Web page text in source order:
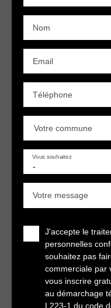
Nom
Email
Téléphone
Votre commune
-
Vous souhaitez
Votre message
J'accepte le
personnelles
souhaitez pas
commerciale par
vous inscrire
au démarchage
L223-1 du code